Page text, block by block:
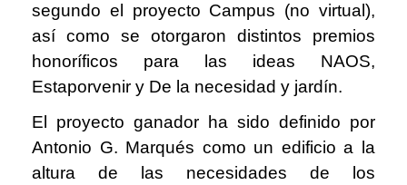
segundo el proyecto Campus (no virtual),
así como se otorgaron distintos premios
honoríficos para las ideas NAOS,
Estaporvenir y De la necesidad y jardín.
El proyecto ganador ha sido definido por
Antonio G. Marqués como un edificio a la
altura de las necesidades de los